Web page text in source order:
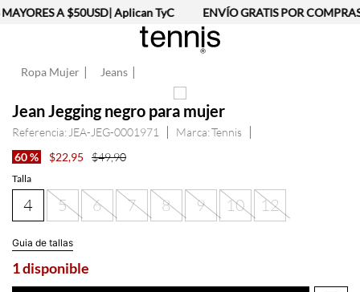
A $50USD| Aplican TyC ENVÍO GRATIS POR
Ropa Mujer Jeans
Jean Jegging negro para mujer
Referencia: JEA-JEG-0001971
Tennis
60 %
$22,95 $49,90
Talla
4 5 6 7 8 9 10 12
Guia de tallas
1 disponible